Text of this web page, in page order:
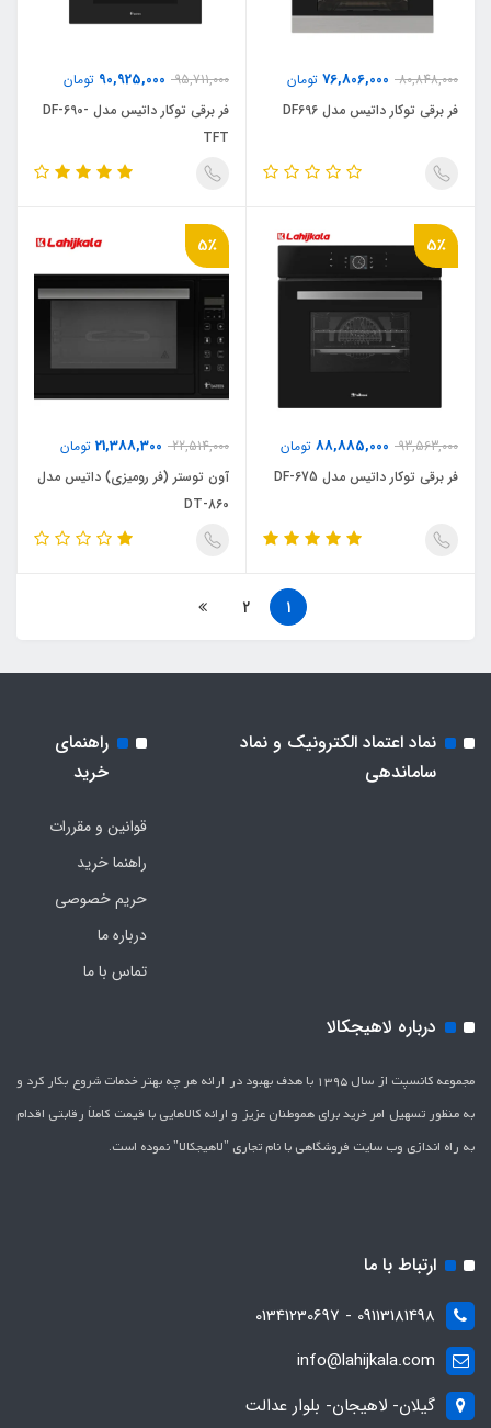
80,848,000
76,806,000 تومان
فر برقی توکار داتیس مدل DF696
95,711,000
90,925,000 تومان
فر برقی توکار داتیس مدل DF-690-
TFT
5٪
93,563,000
88,885,000 تومان
فر برقی توکار داتیس مدل DF-675
5٪
22,514,000
21,388,300 تومان
آون توستر (فر رومیزی) داتیس مدل
DT-860
1
2
نماد اعتماد الکترونیک و نماد
ساماندهی
راهنمای
خرید
قوانین و مقررات
راهنما خرید
حریم خصوصی
درباره ما
تماس با ما
درباره لاهیجکالا
مجموعه کانسپت از سال 1395 با هدف بهبود در ارائه هر چه بهتر خدمات شروع بکار کرد و
به منظور تسهیل امر خرید برای هموطنان عزیز و ارائه کالاهایی با قیمت کاملاَ رقابتی اقدام
به راه اندازی وب سایت فروشگاهی با نام تجاری "لاهیج­کالا" نموده است.
ارتباط با ما
09113181498 - 01341230697
info@lahijkala.com
گیلان- لاهیجان- بلوار عدالت